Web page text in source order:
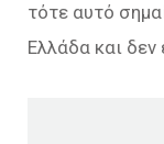
τότε αυτό
Ελλάδα και δεν